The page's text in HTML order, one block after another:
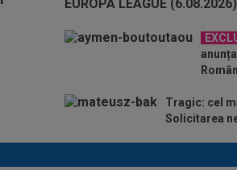
Tragic: cel
Solicitarea